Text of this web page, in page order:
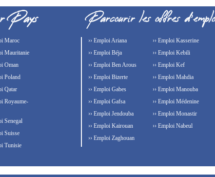
Maroc
Mauritanie
Oman
Poland
Qatar
Royaume-
Senegal
Suisse
Tunisie
›› Emploi Ariana
›› Emploi Béja
›› Emploi Ben Arous
›› Emploi Bizerte
›› Emploi Gabes
›› Emploi Gafsa
›› Emploi Jendouba
›› Emploi Kairouan
›› Emploi Kasserine
›› Emploi Kebili
›› Emploi Kef
›› Emploi Mahdia
›› Emploi Manouba
›› Emploi Médenine
›› Emploi Monastir
›› Emploi Nabeul
›› Emploi Zaghouan